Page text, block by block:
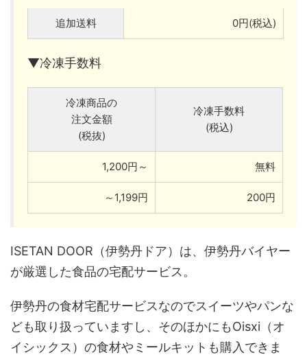
追加送料 0円(税込)
▼冷凍手数料
冷凍商品の
注文金額
(税抜)
冷凍手数料
(税込)
1,200円～ 無料
～1,199円 200円
ISETAN DOOR（伊勢丹ドア）は、伊勢丹バイヤー
が厳選した食品の宅配サービス。
伊勢丹の食材宅配サービスなのでスイーツやパンな
ども取り扱っていますし、そのほかにもOisxi（オ
イシックス）の食材やミールキットも購入できま